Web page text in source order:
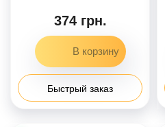
374 грн.
Быстрый заказ